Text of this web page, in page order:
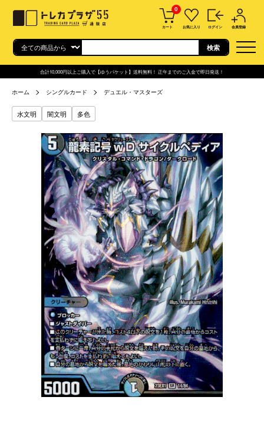
0
カート お気に入り ログイン 会員登録
合計10,000円以上ご購入で【ゆうパケット】送料無料！ 正午までのご入金で即日発送！
ホーム シングルカード デュエル・マスターズ
水文明 闇文明 多色